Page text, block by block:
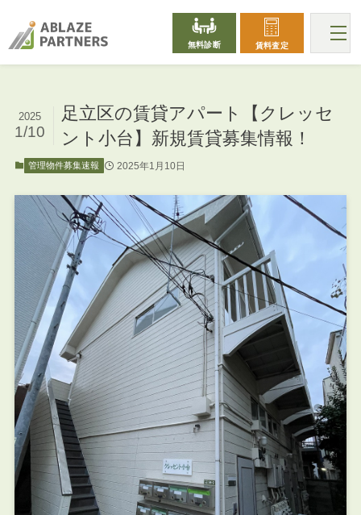
無料診断 賃料査定
足立区の賃貸アパート【クレッセ
ント小台】新規賃貸募集情報！
2025
1/10
管理物件募集速報 2025年1月10日